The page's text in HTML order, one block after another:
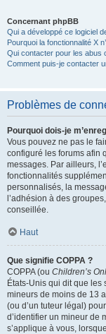
Concernant phpBB
Qui a développé ce logiciel
Pourquoi la fonctionnalité X
Qui contacter pour les abus
Comment puis-je contacter
Problèmes de
Pourquoi dois-je
Vous pouvez ne pas le
configuré les forums afin
messages. Par ailleurs,
fonctionnalités
personnalisés, la
l’adhésion à des
conseillée.
Haut
Que signifie COPPA ?
COPPA (ou Children’s
États-Unis qui dit que
mineurs de moins de 13
(ou d’un tuteur légal)
d’identifier un mineur de
s’applique à vous,